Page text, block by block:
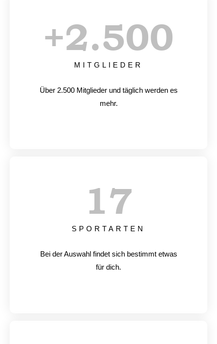
MITGLIEDER
+2.500
Über 2.500 Mitglieder und täglich werden es
mehr.
SPORTARTEN
17
Bei der Auswahl findet sich bestimmt etwas
für dich.